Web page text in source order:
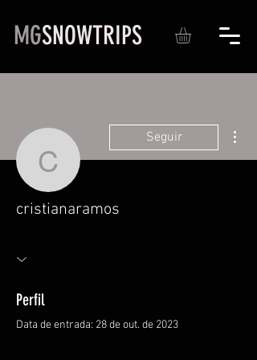
MGSNOWTRIPS
cristianaramos
Seguir
cristianaramos
Perfil
Data de entrada: 28 de out. de 2023